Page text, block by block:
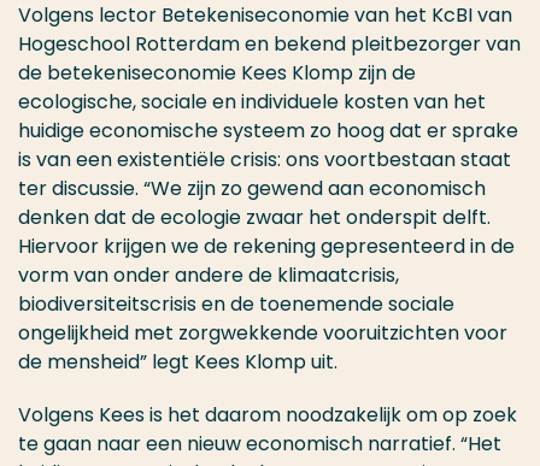
Volgens lector Betekeniseconomie van het KcBI van
Hogeschool Rotterdam en bekend pleitbezorger van
de betekeniseconomie Kees Klomp zijn de
ecologische, sociale en individuele kosten van het
huidige economische systeem zo hoog dat er sprake
is van een existentiële crisis: ons voortbestaan staat
ter discussie. “We zijn zo gewend aan economisch
denken dat de ecologie zwaar het onderspit delft.
Hiervoor krijgen we de rekening gepresenteerd in de
vorm van onder andere de klimaatcrisis,
biodiversiteitscrisis en de toenemende sociale
ongelijkheid met zorgwekkende vooruitzichten voor
de mensheid” legt Kees Klomp uit.
Volgens Kees is het daarom noodzakelijk om op zoek
te gaan naar een nieuw economisch narratief. “Het